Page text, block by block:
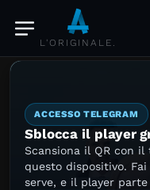
L'ORIGINALE.
ACCESSO TELEGRAM
Sblocca il player
Scansiona il QR con
questo dispositivo.
serve, e il player